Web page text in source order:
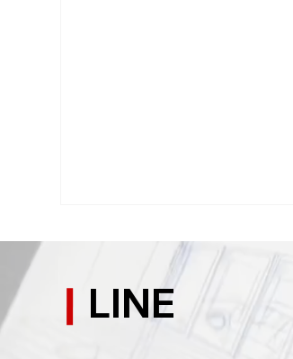
★【現場⓪】新居建設時の近
隣挨拶、これを怠ると大トラ
ブルに！
家の近隣挨拶に関してプロ任せの
LINE